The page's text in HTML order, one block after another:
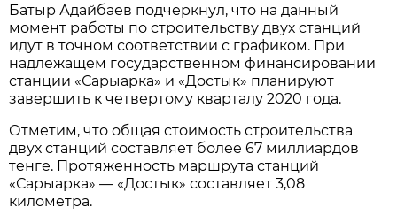
Батыр Адайбаев подчеркнул, что на данный
момент работы по строительству двух станций
идут в точном соответствии с графиком. При
надлежащем государственном финансировании
станции «Сарыарка» и «Достык» планируют
завершить к четвертому кварталу 2020 года.
Отметим, что общая стоимость строительства
двух станций составляет более 67 миллиардов
тенге. Протяженность маршрута станций
«Сарыарка» — «Достык» составляет 3,08
километра.